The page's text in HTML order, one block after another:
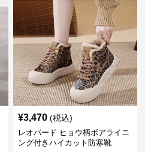
¥3,470 (税込)
レオパード ヒョウ柄ボアライニ
ング付きハイカット防寒靴